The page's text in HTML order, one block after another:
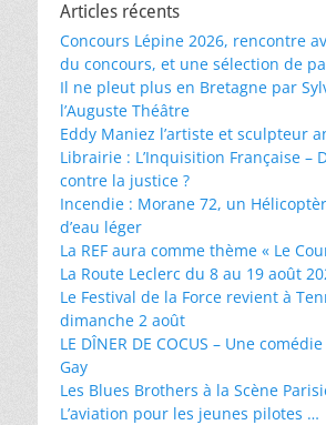
Articles récents
Concours Lépine 2026, rencontre
du concours, et une sélection de
Il ne pleut plus en Bretagne par
l’Auguste Théâtre
Eddy Maniez l’artiste et sculpteur
Librairie : L’Inquisition Française –
contre la justice ?
Incendie : Morane 72, un
d’eau léger
La REF aura comme thème « Le
La Route Leclerc du 8 au 19 août
Le Festival de la Force revient à
dimanche 2 août
LE DÎNER DE COCUS – Une
Gay
Les Blues Brothers à la Scène
L’aviation pour les jeunes pilotes …